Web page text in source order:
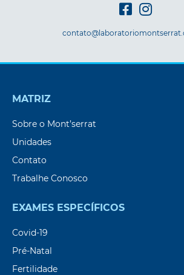
MATRIZ
Sobre o Mont’serrat
Unidades
Contato
Trabalhe Conosco
EXAMES ESPECÍFICOS
Covid-19
Pré-Natal
Fertilidade